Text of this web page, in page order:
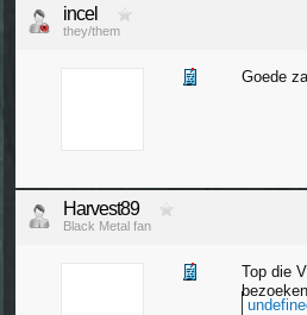
incel
they/them
Goede
Harvest89
Black Metal fan
Top die